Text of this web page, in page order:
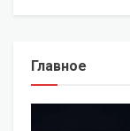
Главное